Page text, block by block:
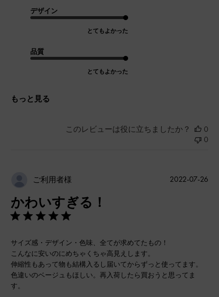
デザイン
とてもよかった
品質
とてもよかった
もっと見る
このレビューは役に立ちましたか？
0
0
ご利用者様
かわいすぎる！
サイズ感・デザイン・色味、全てが求めてたもの！
こんなに安いのにめちゃくちゃ高見えします。
伸縮性もあって物も結構入るし届いてからずっと使ってます。
色違いのベージュもほしい。再入荷したら買おうと思ってま
す。
公
2022-07-26